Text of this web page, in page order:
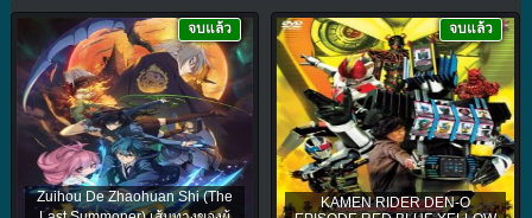
Zuihou De Zhaohuan Shi (The
จบแล้ว
KAMEN RIDER DEN-O
จบแล้ว